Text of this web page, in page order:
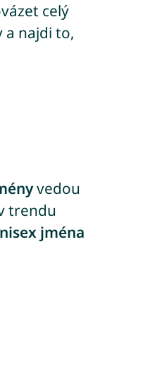
celý
najdi to,
vedou
trendu
jména